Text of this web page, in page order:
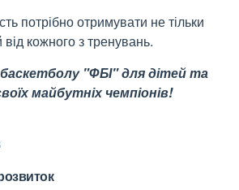
потрібно отримувати не тільки
кожного з тренувань.
баскетболу "ФБІ" для дітей та
майбутніх чемпіонів!